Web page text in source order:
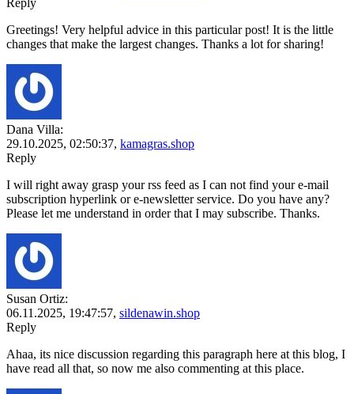
Greetings! Very helpful advice in this particular post! It is the little
changes that make the largest changes. Thanks a lot for sharing!
Dana Villa:
29.10.2025, 02:50:37, kamagras.shop
Reply
I will right away grasp your rss feed as I can not find your e-mail
subscription hyperlink or e-newsletter service. Do you have any?
Please let me understand in order that I may subscribe. Thanks.
Susan Ortiz:
06.11.2025, 19:47:57, sildenawin.shop
Reply
Ahaa, its nice discussion regarding this paragraph here at this blog, I
have read all that, so now me also commenting at this place.